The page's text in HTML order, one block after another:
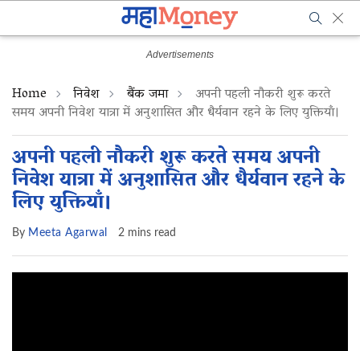
Home निवेश बैंक जमा अपनी पहली नौकरी शुरू करते
समय अपनी निवेश यात्रा में अनुशासित और धैर्यवान रहने के लिए युक्तियाँ।
अपनी पहली नौकरी शुरू करते समय अपनी
निवेश यात्रा में अनुशासित और धैर्यवान रहने के
लिए युक्तियाँ।
By Meeta Agarwal 2 mins read